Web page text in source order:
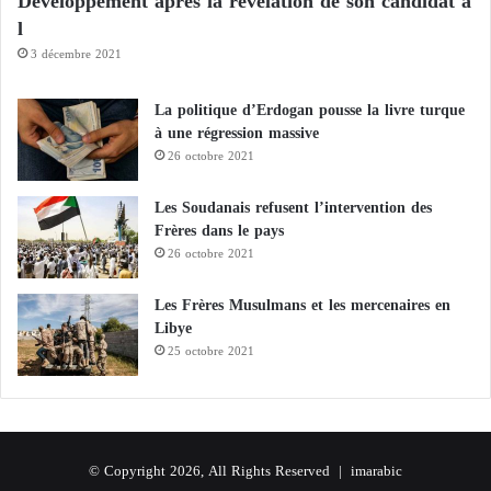
l
3 décembre 2021
La politique d’Erdogan pousse la livre turque
à une régression massive
26 octobre 2021
Les Soudanais refusent l’intervention des
Frères dans le pays
26 octobre 2021
Les Frères Musulmans et les mercenaires en
Libye
25 octobre 2021
© Copyright 2026, All Rights Reserved | imarabic